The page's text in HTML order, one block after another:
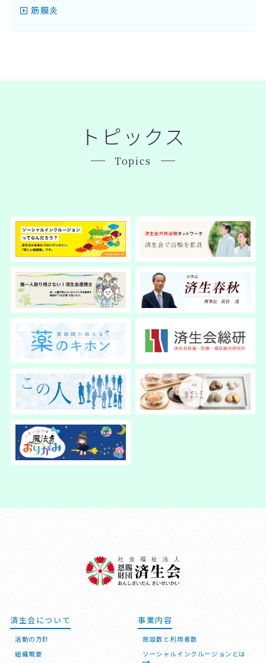
筋膜炎
トピックス
Topics
済生会について
活動の方針
組織概要
事業内容
施設数と利用者数
ソーシャルインクルージョンとは